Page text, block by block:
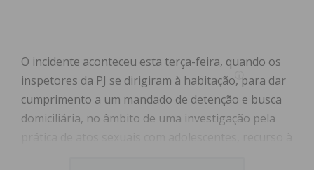
O incidente aconteceu esta terça-feira, quando os
inspetores da PJ se dirigiram à habitação, para dar
cumprimento a um mandado de detenção e busca
domiciliária, no âmbito de uma investigação pela